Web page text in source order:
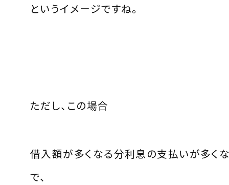
というイメージですね。
ただし、この場合
借入額が多くなる分利息の支払いが多く
で、